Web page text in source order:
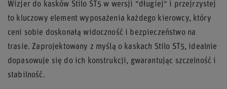
Wizjer do kasków Stilo ST5 w wersji "długiej" i przejrzystej
to kluczowy element wyposażenia każdego kierowcy, który
ceni sobie doskonałą widoczność i bezpieczeństwo na
trasie. Zaprojektowany z myślą o kaskach Stilo ST5, idealnie
dopasowuje się do ich konstrukcji, gwarantując szczelność i
stabilność.